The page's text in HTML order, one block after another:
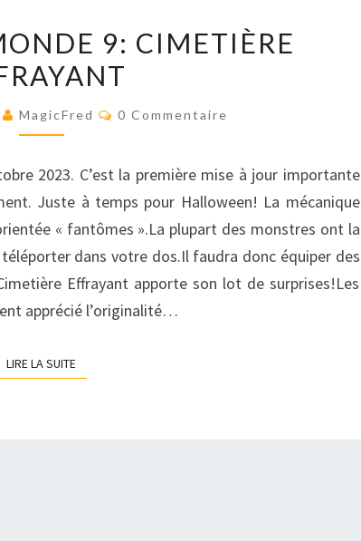
RPG
–
9:
EFFRAYANT
9: CIMETIÈRE
MagicFred Commentaires
0 Commentaire
2023. C’est la première mise à jour importante
Juste à temps pour Halloween! La mécanique
« fantômes ».La plupart des monstres ont la
dans votre dos.Il faudra donc équiper des
Effrayant apporte son lot de surprises!Les
apprécié l’originalité…
LIRE LA SUITELIRE LA SUITE